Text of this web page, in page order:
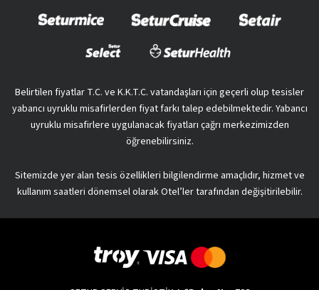
Belirtilen fiyatlar T.C. ve K.K.T.C. vatandaşları için geçerli olup tesisler
yabancı uyruklu misafirlerden fiyat farkı talep edebilmektedir. Yabancı
uyruklu misafirlere uygulanacak fiyatları çağrı merkezimizden
öğrenebilirsiniz.
Sitemizde yer alan tesis özellikleri bilgilendirme amaçlıdır, hizmet ve
kullanım saatleri dönemsel olarak Otel’ler tarafından değişitirilebilir.